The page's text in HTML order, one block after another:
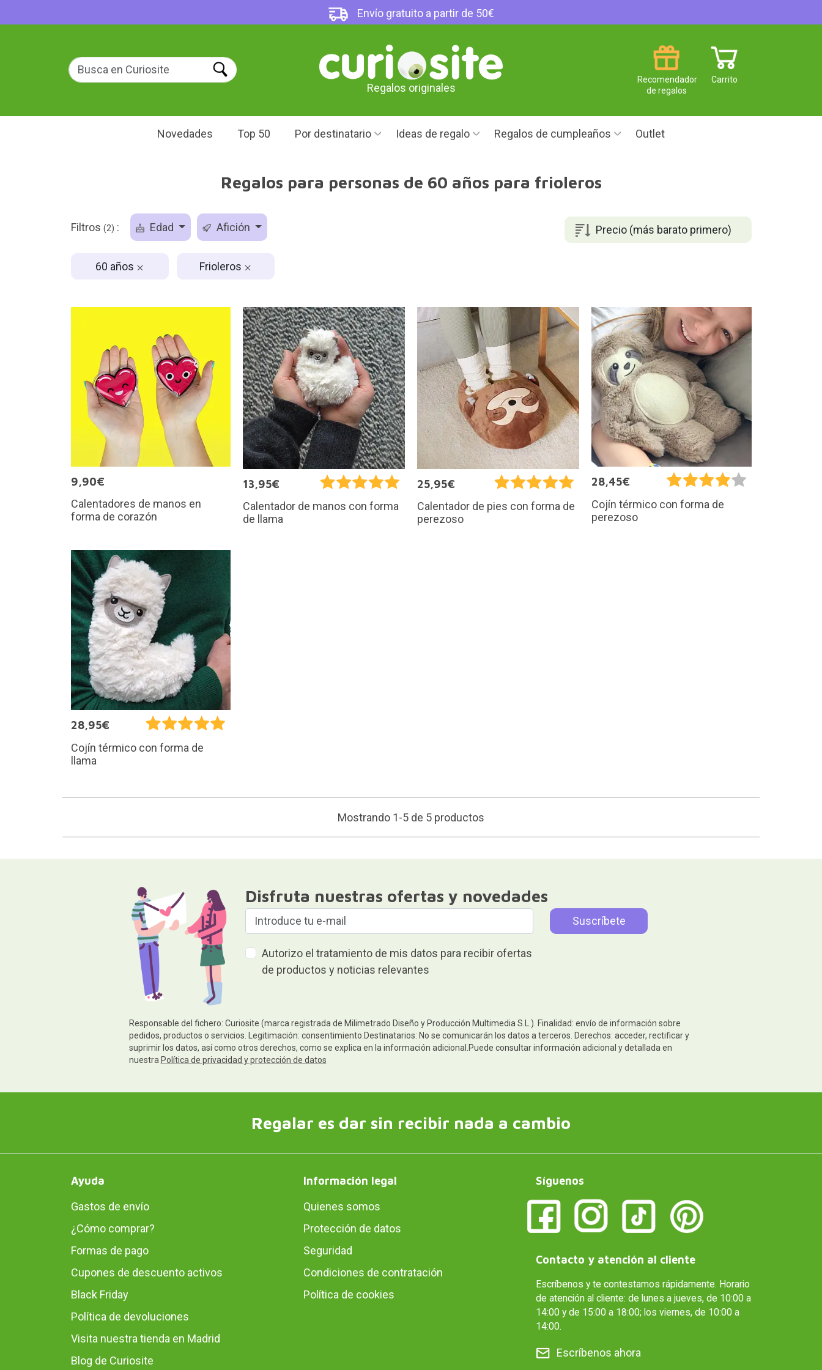
Envío gratuito a partir de 50€
Regalos originales
Carrito
Recomendador
de regalos
Novedades Top 50 Por destinatario Ideas de regalo Regalos de cumpleaños Outlet
Regalos para personas de 60 años para frioleros
Precio (más barato primero)
Filtros (2) : Edad Afición
60 años Frioleros
9,90€
Calentadores de manos en
forma de corazón
13,95€
Calentador de manos con forma
de llama
25,95€
Calentador de pies con forma de
perezoso
28,45€
Cojín térmico con forma de
perezoso
28,95€
Cojín térmico con forma de
llama
Mostrando 1-5 de 5 productos
Disfruta nuestras ofertas y novedades
Autorizo el tratamiento de mis datos para recibir ofertas
de productos y noticias relevantes
Responsable del fichero: Curiosite (marca registrada de Milimetrado Diseño y Producción Multimedia S.L.). Finalidad: envío de información sobre
pedidos, productos o servicios. Legitimación: consentimiento.Destinatarios: No se comunicarán los datos a terceros. Derechos: acceder, rectificar y
suprimir los datos, así como otros derechos, como se explica en la información adicional.Puede consultar información adicional y detallada en
nuestra Política de privacidad y protección de datos
Regalar es dar sin recibir nada a cambio
Ayuda
Gastos de envío
¿Cómo comprar?
Formas de pago
Cupones de descuento activos
Black Friday
Política de devoluciones
Visita nuestra tienda en Madrid
Blog de Curiosite
Información legal
Quienes somos
Protección de datos
Seguridad
Condiciones de contratación
Política de cookies
Síguenos
Contacto y atención al cliente
Escríbenos y te contestamos rápidamente. Horario
de atención al cliente: de lunes a jueves, de 10:00 a
14:00 y de 15:00 a 18:00; los viernes, de 10:00 a
14:00.
Escríbenos ahora